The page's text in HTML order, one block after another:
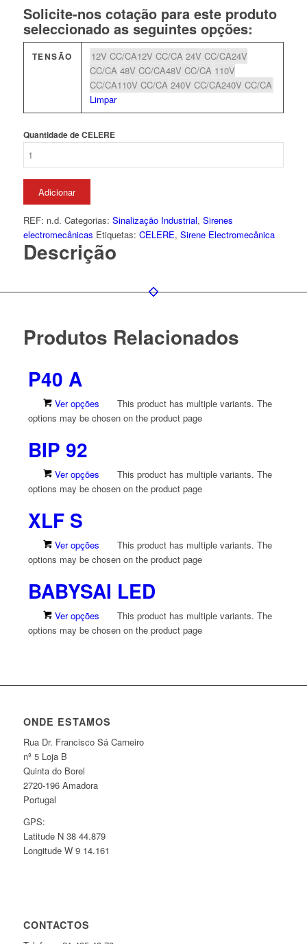
Solicite-nos cotação para este produto
seleccionado as seguintes opções:
TENSÃO 12V CC/CA12V CC/CA 24V CC/CA24V
CC/CA 48V CC/CA48V CC/CA 110V
CC/CA110V CC/CA 240V CC/CA240V CC/CA
Limpar
Quantidade de CELERE
Adicionar
REF: n.d. Categorias: Sinalização Industrial, Sirenes
electromecânicas Etiquetas: CELERE, Sirene Electromecânica
Descrição
Produtos Relacionados
P40 A
Ver opções
This product has multiple variants. The
options may be chosen on the product page
BIP 92
Ver opções
This product has multiple variants. The
options may be chosen on the product page
XLF S
Ver opções
This product has multiple variants. The
options may be chosen on the product page
BABYSAI LED
Ver opções
This product has multiple variants. The
options may be chosen on the product page
ONDE ESTAMOS
Rua Dr. Francisco Sá Carneiro
nº 5 Loja B
Quinta do Borel
2720-196 Amadora
Portugal
GPS:
Latitude N 38 44.879
Longitude W 9 14.161
CONTACTOS